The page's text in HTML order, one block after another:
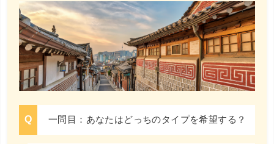
一問目：あなたはどっちのタイプを希望する？